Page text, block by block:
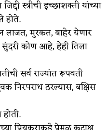
स्त्रीची इच्छाशक्ती यांच्या
होते.
लाजत, मुरकत, बाहेर येणार
कोण आहे, हेही तिला
सर्व राज्यांत रूपवती
निरपराध ठरल्यास, बक्षिस